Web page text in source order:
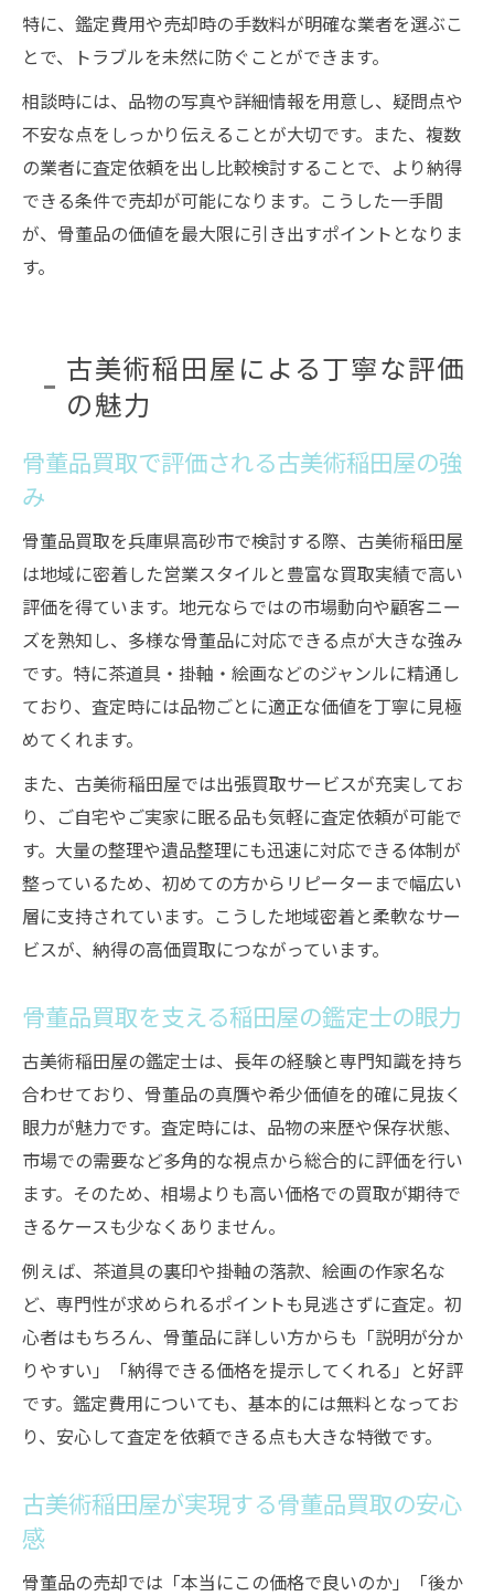
特に、鑑定費用や売却時の手数料が明確な業者を選ぶこ
とで、トラブルを未然に防ぐことができます。
相談時には、品物の写真や詳細情報を用意し、疑問点や
不安な点をしっかり伝えることが大切です。また、複数
の業者に査定依頼を出し比較検討することで、より納得
できる条件で売却が可能になります。こうした一手間
が、骨董品の価値を最大限に引き出すポイントとなりま
す。
古美術稲田屋による丁寧な評価
の魅力
骨董品買取で評価される古美術稲田屋の強
み
骨董品買取を兵庫県高砂市で検討する際、古美術稲田屋
は地域に密着した営業スタイルと豊富な買取実績で高い
評価を得ています。地元ならではの市場動向や顧客ニー
ズを熟知し、多様な骨董品に対応できる点が大きな強み
です。特に茶道具・掛軸・絵画などのジャンルに精通し
ており、査定時には品物ごとに適正な価値を丁寧に見極
めてくれます。
また、古美術稲田屋では出張買取サービスが充実してお
り、ご自宅やご実家に眠る品も気軽に査定依頼が可能で
す。大量の整理や遺品整理にも迅速に対応できる体制が
整っているため、初めての方からリピーターまで幅広い
層に支持されています。こうした地域密着と柔軟なサー
ビスが、納得の高価買取につながっています。
骨董品買取を支える稲田屋の鑑定士の眼力
古美術稲田屋の鑑定士は、長年の経験と専門知識を持ち
合わせており、骨董品の真贋や希少価値を的確に見抜く
眼力が魅力です。査定時には、品物の来歴や保存状態、
市場での需要など多角的な視点から総合的に評価を行い
ます。そのため、相場よりも高い価格での買取が期待で
きるケースも少なくありません。
例えば、茶道具の裏印や掛軸の落款、絵画の作家名な
ど、専門性が求められるポイントも見逃さずに査定。初
心者はもちろん、骨董品に詳しい方からも「説明が分か
りやすい」「納得できる価格を提示してくれる」と好評
です。鑑定費用についても、基本的には無料となってお
り、安心して査定を依頼できる点も大きな特徴です。
古美術稲田屋が実現する骨董品買取の安心
感
骨董品の売却では「本当にこの価格で良いのか」「後か